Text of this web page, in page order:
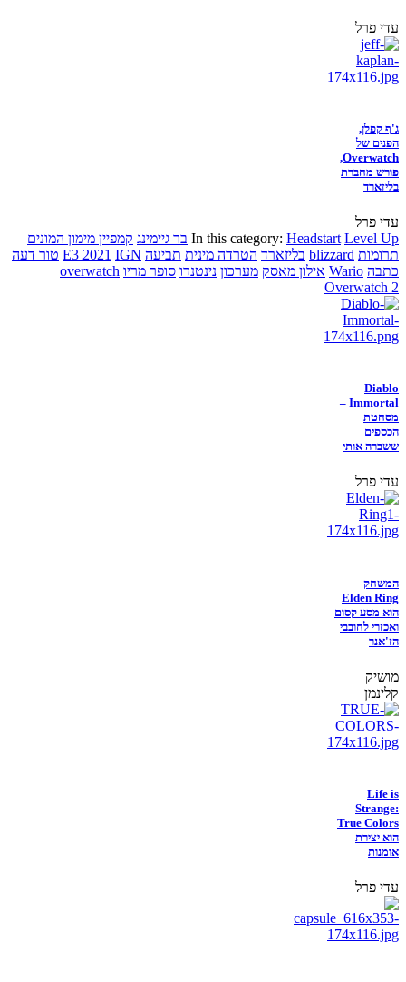
עדי פרל
ג'ף קפלן,
הפנים של
Overwatch,
פורש מחברת
בליזארד
עדי פרל
In this category: Headstart Level Up בר גיימינג קמפיין מימון המונים
תרומות blizzard בליזארד הטרדה מינית תביעה E3 2021 IGN
טור דעה
כתבה Wario אילון מאסק מערכון נינטנדו סופר מריו overwatch
Overwatch 2
Diablo
Immortal –
מסחטת
הכספים
ששברה אותי
עדי פרל
המשחק
Elden Ring
הוא מסע קסום
ואכזרי לחובבי
הז'אנר
מושיק
קלינמן
Life is
Strange:
True Colors
הוא יצירת
אומנות
עדי פרל